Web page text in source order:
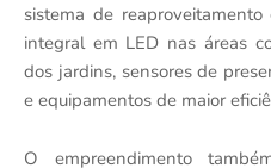
sistema de
integral em LED nas áreas
dos jardins, sensores de
e equipamentos de maior
O empreendimento